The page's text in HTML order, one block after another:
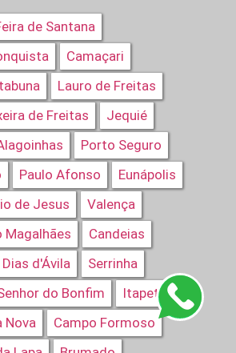
de Santana
Camaçari
Lauro de Freitas
de Freitas
Jequié
Porto Seguro
Paulo Afonso
Eunápolis
de Jesus
Valença
Magalhães
Candeias
Dias d'Ávila
Serrinha
do Bonfim
Itapetinga
Nova
Campo Formoso